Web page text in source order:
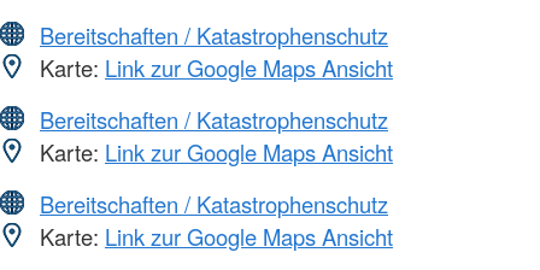
Bereitschaften / Katastrophenschutz
Karte: Link zur Google Maps Ansicht
Bereitschaften / Katastrophenschutz
Karte: Link zur Google Maps Ansicht
Bereitschaften / Katastrophenschutz
Karte: Link zur Google Maps Ansicht